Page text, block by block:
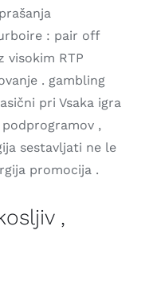
: pair off
visokim RTP
. gambling
pri Vsaka igra
,
sestavljati ne le
promocija .
,